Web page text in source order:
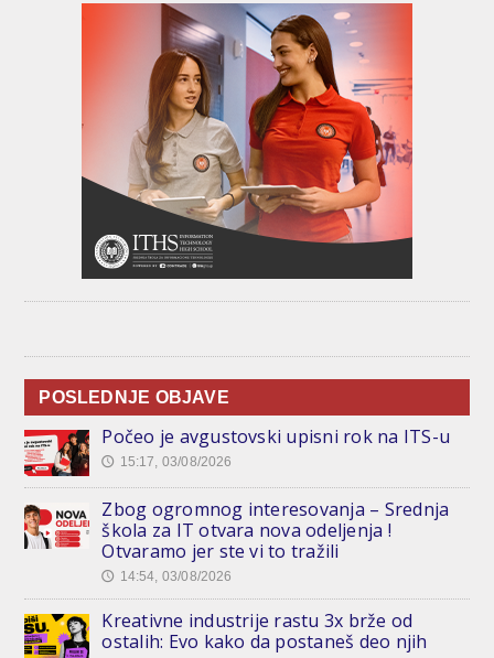
POSLEDNJE OBJAVE
Počeo je avgustovski upisni rok na ITS-u
🕔 15:17, 03/08/2026
Zbog ogromnog interesovanja – Srednja
škola za IT otvara nova odeljenja !
Otvaramo jer ste vi to tražili
🕔 14:54, 03/08/2026
Kreativne industrije rastu 3x brže od
ostalih: Evo kako da postaneš deo njih